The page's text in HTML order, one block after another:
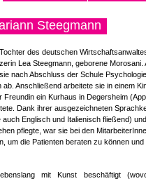
Steegmann
des deutschen
Lea Steegmann, geborene Morosani.
nach Abschluss der Schule
ab. Anschließend arbeitete sie in einem
Freundin ein Kurhaus in Degersheim
Dank ihrer ausgezeichneten
Englisch und Italienisch fließend)
pflegte, war sie bei den
um die Patienten beraten zu können und
mit Kunst beschäftigt